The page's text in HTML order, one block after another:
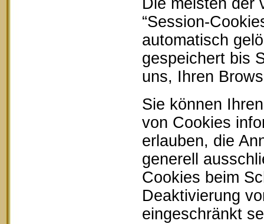
Die meisten der
“Session-
automatisch
gespeichert bis
uns, Ihren
Sie können
von Cookies
erlauben, die
generell
Cookies beim
Deaktivierung
eingeschränkt